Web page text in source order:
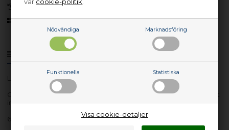
Nödvändiga Marknadsföring
Funktionella Statistiska
Visa cookie-detaljer
Lev. nr.: 00MJ143-RFB
Obs: Denna vara är renoverad. Alla tillbehör medföljer eventuellt
inte.
600GB 15K 12 Gb SAS 2.5
30 dagars returrätt
Sedan 2006